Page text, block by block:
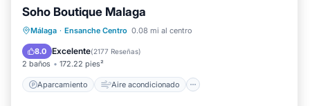
Soho Boutique Malaga
Málaga · Ensanche Centro 0.08 mi al centro
8.0 Excelente(2177 Reseñas)
2 baños 172.22 pies²
Aparcamiento Aire acondicionado
Aparcamiento
Aire acondicionado
Internet
Se admiten mascotas